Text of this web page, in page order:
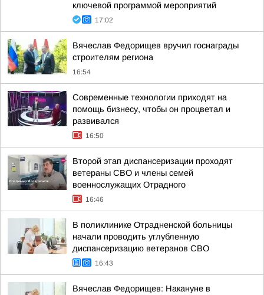
ключевой программой мероприятий
17:02
Вячеслав Федорищев вручил госнаграды
строителям региона
16:54
Современные технологии приходят на
помощь бизнесу, чтобы он процветал и
развивался
16:50
Второй этап диспансеризации проходят
ветераны СВО и члены семей
военнослужащих Отрадного
16:46
В поликлинике Отрадненской больницы
начали проводить углубленную
диспансеризацию ветеранов СВО
16:43
Вячеслав Федорищев: Накануне в